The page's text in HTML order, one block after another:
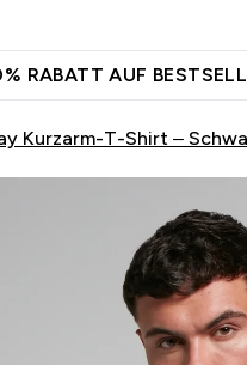
RABATT AUF
Kurzarm-T-Shirt –